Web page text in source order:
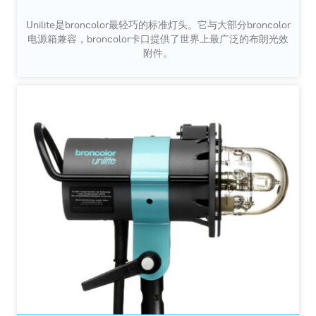
Unilite是broncolor最轻巧的标准灯头。它与大部分broncolor
电源箱兼容，broncolor卡口提供了世界上最广泛的布朗光效
附件。